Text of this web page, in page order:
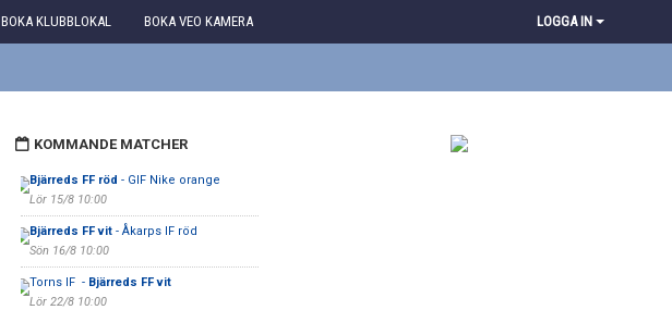
BOKA KLUBBLOKAL BOKA VEO KAMERA LOGGA IN
KOMMANDE MATCHER
Bjärreds FF röd - GIF Nike orange
Lör 15/8 10:00
Bjärreds FF vit- Åkarps IF röd
Sön 16/8 10:00
Torns IF - Bjärreds FF vit
Lör 22/8 10:00